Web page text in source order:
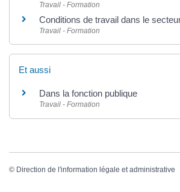
Travail - Formation
Conditions de travail dans le
Travail - Formation
Et aussi
Dans la fonction publique
Travail - Formation
© Direction de l'information légale et administrative